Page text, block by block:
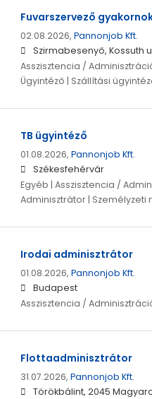
Fuvarszervező
02.08.2026, Pannonjob Kft.
Szirmabesenyő, Kossuth
Asszisztencia /
Ügyintéző | Szállítási
TB ügyintéző
01.08.2026, Pannonjob Kft.
Székesfehérvár
Egyéb | Asszisztencia /
Adminisztrátor | Személyzeti
Irodai adminisztrátor
01.08.2026, Pannonjob Kft.
Budapest
Asszisztencia /
Flottaadminisztrátor
31.07.2026, Pannonjob Kft.
Törökbálint, 2045